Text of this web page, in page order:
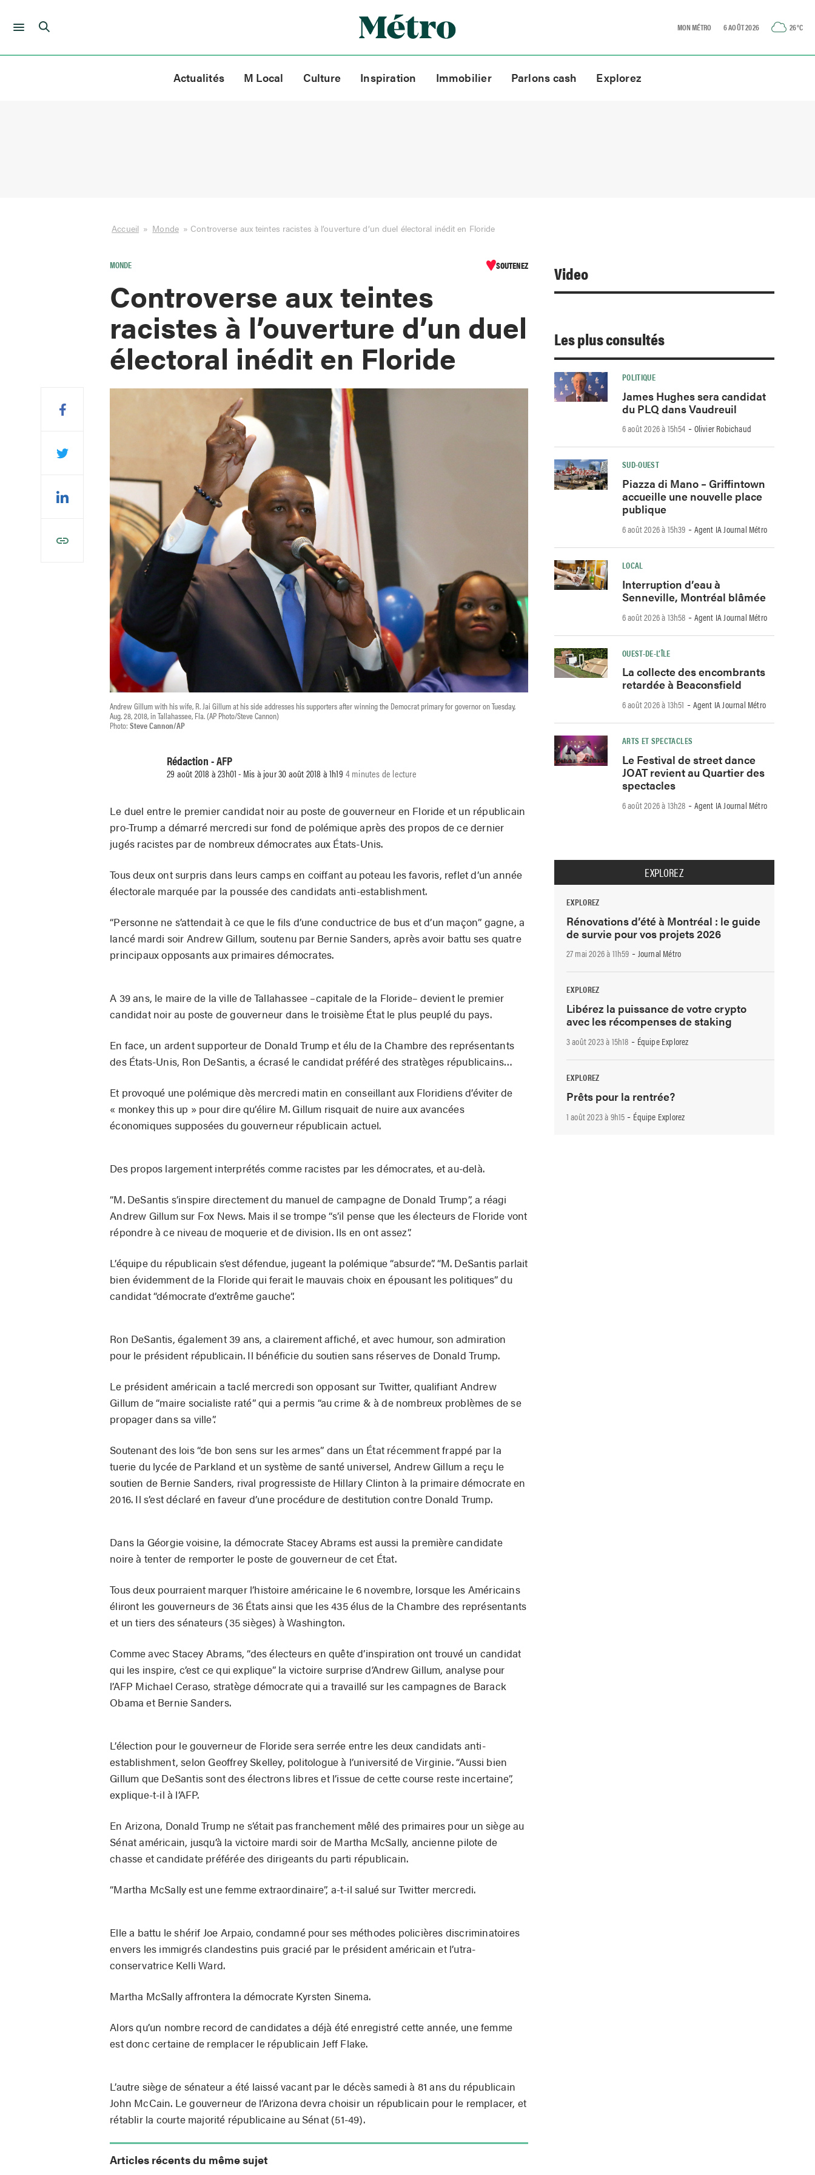
Skip
MON MÉTRO 6 AOÛT 2026 26°C
Actualités M Local Culture Inspiration Immobilier Parlons cash Explorez
Accueil » Monde » Controverse aux teintes racistes à l’ouverture d’un duel électoral inédit en Floride
MONDE SOUTENEZ
Controverse aux teintes
racistes à l’ouverture d’un duel
électoral inédit en Floride
Andrew Gillum with his wife, R. Jai Gillum at his side addresses his supporters after winning the Democrat primary for governor on Tuesday,
Aug. 28, 2018, in Tallahassee, Fla. (AP Photo/Steve Cannon)
Photo:Steve Cannon/AP
Rédaction - AFP
29 août 2018 à 23h01 - Mis à jour 30 août 2018 à 1h19 4 minutes de lecture
Le duel entre le premier candidat noir au poste de gouverneur en Floride et un républicain
pro-Trump a démarré mercredi sur fond de polémique après des propos de ce dernier
jugés racistes par de nombreux démocrates aux États-Unis.
Tous deux ont surpris dans leurs camps en coiffant au poteau les favoris, reflet d’un année
électorale marquée par la poussée des candidats anti-establishment.
“Personne ne s’attendait à ce que le fils d’une conductrice de bus et d’un maçon” gagne, a
lancé mardi soir Andrew Gillum, soutenu par Bernie Sanders, après avoir battu ses quatre
principaux opposants aux primaires démocrates.
A 39 ans, le maire de la ville de Tallahassee –capitale de la Floride– devient le premier
candidat noir au poste de gouverneur dans le troisième État le plus peuplé du pays.
En face, un ardent supporteur de Donald Trump et élu de la Chambre des représentants
des États-Unis, Ron DeSantis, a écrasé le candidat préféré des stratèges républicains…
Et provoqué une polémique dès mercredi matin en conseillant aux Floridiens d’éviter de
« monkey this up » pour dire qu’élire M. Gillum risquait de nuire aux avancées
économiques supposées du gouverneur républicain actuel.
Des propos largement interprétés comme racistes par les démocrates, et au-delà.
“M. DeSantis s’inspire directement du manuel de campagne de Donald Trump”, a réagi
Andrew Gillum sur Fox News. Mais il se trompe “s’il pense que les électeurs de Floride vont
répondre à ce niveau de moquerie et de division. Ils en ont assez”.
L’équipe du républicain s’est défendue, jugeant la polémique “absurde”. “M. DeSantis parlait
bien évidemment de la Floride qui ferait le mauvais choix en épousant les politiques” du
candidat “démocrate d’extrême gauche”.
Ron DeSantis, également 39 ans, a clairement affiché, et avec humour, son admiration
pour le président républicain. Il bénéficie du soutien sans réserves de Donald Trump.
Le président américain a taclé mercredi son opposant sur Twitter, qualifiant Andrew
Gillum de “maire socialiste raté” qui a permis “au crime & à de nombreux problèmes de se
propager dans sa ville”.
Soutenant des lois “de bon sens sur les armes” dans un État récemment frappé par la
tuerie du lycée de Parkland et un système de santé universel, Andrew Gillum a reçu le
soutien de Bernie Sanders, rival progressiste de Hillary Clinton à la primaire démocrate en
2016. Il s’est déclaré en faveur d’une procédure de destitution contre Donald Trump.
Dans la Géorgie voisine, la démocrate Stacey Abrams est aussi la première candidate
noire à tenter de remporter le poste de gouverneur de cet État.
Tous deux pourraient marquer l’histoire américaine le 6 novembre, lorsque les Américains
éliront les gouverneurs de 36 États ainsi que les 435 élus de la Chambre des représentants
et un tiers des sénateurs (35 sièges) à Washington.
Comme avec Stacey Abrams, “des électeurs en quête d’inspiration ont trouvé un candidat
qui les inspire, c’est ce qui explique” la victoire surprise d’Andrew Gillum, analyse pour
l’AFP Michael Ceraso, stratège démocrate qui a travaillé sur les campagnes de Barack
Obama et Bernie Sanders.
L’élection pour le gouverneur de Floride sera serrée entre les deux candidats anti-
establishment, selon Geoffrey Skelley, politologue à l’université de Virginie. “Aussi bien
Gillum que DeSantis sont des électrons libres et l’issue de cette course reste incertaine”,
explique-t-il à l’AFP.
En Arizona, Donald Trump ne s’était pas franchement mêlé des primaires pour un siège au
Sénat américain, jusqu’à la victoire mardi soir de Martha McSally, ancienne pilote de
chasse et candidate préférée des dirigeants du parti républicain.
“Martha McSally est une femme extraordinaire”, a-t-il salué sur Twitter mercredi.
Elle a battu le shérif Joe Arpaio, condamné pour ses méthodes policières discriminatoires
envers les immigrés clandestins puis gracié par le président américain et l’utra-
conservatrice Kelli Ward.
Martha McSally affrontera la démocrate Kyrsten Sinema.
Alors qu’un nombre record de candidates a déjà été enregistré cette année, une femme
est donc certaine de remplacer le républicain Jeff Flake.
L’autre siège de sénateur a été laissé vacant par le décès samedi à 81 ans du républicain
John McCain. Le gouverneur de l’Arizona devra choisir un républicain pour le remplacer, et
rétablir la courte majorité républicaine au Sénat (51-49).
Articles récents du même sujet
Video
Les plus consultés
POLITIQUE
James Hughes sera candidat
du PLQ dans Vaudreuil
6 août 2026 à 15h54 -Olivier Robichaud
SUD-OUEST
Piazza di Mano – Griffintown
accueille une nouvelle place
publique
6 août 2026 à 15h39 -Agent IA Journal Métro
LOCAL
Interruption d’eau à
Senneville, Montréal blâmée
6 août 2026 à 13h58 -Agent IA Journal Métro
OUEST-DE-L’ÎLE
La collecte des encombrants
retardée à Beaconsfield
6 août 2026 à 13h51 -Agent IA Journal Métro
ARTS ET SPECTACLES
Le Festival de street dance
JOAT revient au Quartier des
spectacles
6 août 2026 à 13h28 -Agent IA Journal Métro
EXPLOREZ
EXPLOREZ
Rénovations d’été à Montréal : le guide
de survie pour vos projets 2026
27 mai 2026 à 11h59 -Journal Métro
EXPLOREZ
Libérez la puissance de votre crypto
avec les récompenses de staking
3 août 2023 à 15h18 - Équipe Explorez
EXPLOREZ
Prêts pour la rentrée?
1 août 2023 à 9h15 - Équipe Explorez